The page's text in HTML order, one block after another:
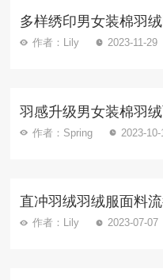
多样绣印男女装棉羽
作者：Lily 2023-11-29
羽感升级男女装棉羽
作者：Spring 2023-10-
直冲羽绒羽绒服面料
作者：Lily 2023-07-07